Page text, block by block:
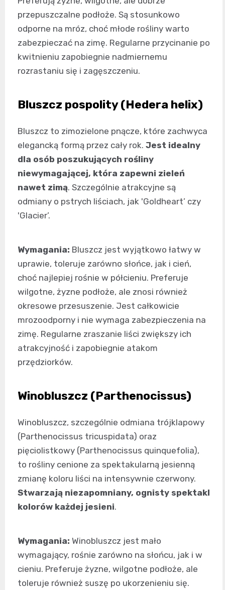
przepuszczalne podłoże. Są stosunkowo
odporne na mróz, choć młode rośliny warto
zabezpieczać na zimę. Regularne przycinanie po
kwitnieniu zapobiegnie nadmiernemu
rozrastaniu się i zagęszczeniu.
Bluszcz pospolity (Hedera helix)
Bluszcz to zimozielone pnącze, które zachwyca
elegancką formą przez cały rok. Jest idealny
dla osób poszukujących rośliny
niewymagającej, która zapewni zieleń
nawet zimą. Szczególnie atrakcyjne są
odmiany o pstrych liściach, jak 'Goldheart’ czy
'Glacier’.
Wymagania: Bluszcz jest wyjątkowo łatwy w
uprawie, toleruje zarówno słońce, jak i cień,
choć najlepiej rośnie w półcieniu. Preferuje
wilgotne, żyzne podłoże, ale znosi również
okresowe przesuszenie. Jest całkowicie
mrozoodporny i nie wymaga zabezpieczenia na
zimę. Regularne zraszanie liści zwiększy ich
atrakcyjność i zapobiegnie atakom
przędziorków.
Winobluszcz (Parthenocissus)
Winobluszcz, szczególnie odmiana trójklapowy
(Parthenocissus tricuspidata) oraz
pięciolistkowy (Parthenocissus quinquefolia),
to rośliny cenione za spektakularną jesienną
zmianę koloru liści na intensywnie czerwony.
Stwarzają niezapomniany, ognisty spektakl
kolorów każdej jesieni.
Wymagania: Winobluszcz jest mało
wymagający, rośnie zarówno na słońcu, jak i w
cieniu. Preferuje żyzne, wilgotne podłoże, ale
toleruje również suszę po ukorzenieniu się.